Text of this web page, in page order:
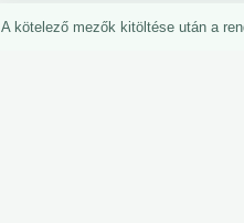
A kötelező mezők kitöltése után a